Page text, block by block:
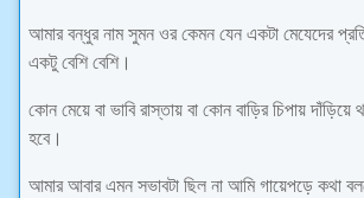
আমার বন্ধুর নাম সুমন ওর কেমন যেন একটা মেযেদের
একটু বেশি বেশি।
কোন মেয়ে বা ভাবি রাস্তায় বা কোন বাড়ির চিপায়
হবে।
আমার আবার এমন সভাবটা ছিল না আমি গায়েপড়ে কথা